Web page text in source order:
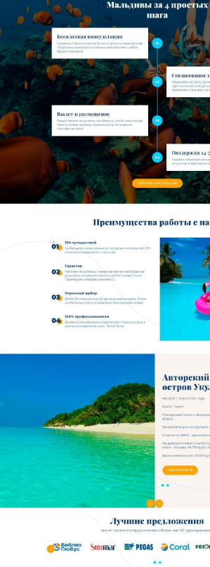
Отправляя форму, вы принимаете
конфиденциальности